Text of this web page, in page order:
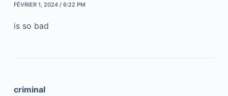
FÉVRIER 1, 2024 / 6:22 PM
is so bad
criminal